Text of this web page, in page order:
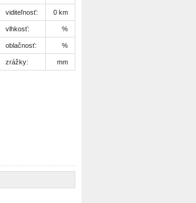
viditeľnosť: 0 km
vlhkosť: %
oblačnosť: %
zrážky: mm